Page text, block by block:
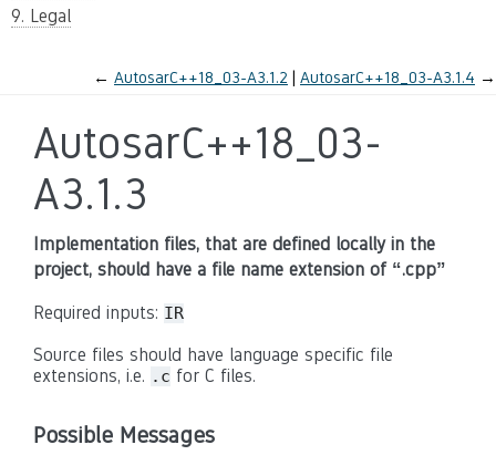
9. Legal
← AutosarC++18_03-A3.1.2 AutosarC++18_03-A3.1.4 →
AutosarC++18_03-
A3.1.3
Implementation files, that are defined locally in the
project, should have a file name extension of “.cpp”
Required inputs: IR
Source files should have language specific file
extensions, i.e. .c for C files.
Possible Messages